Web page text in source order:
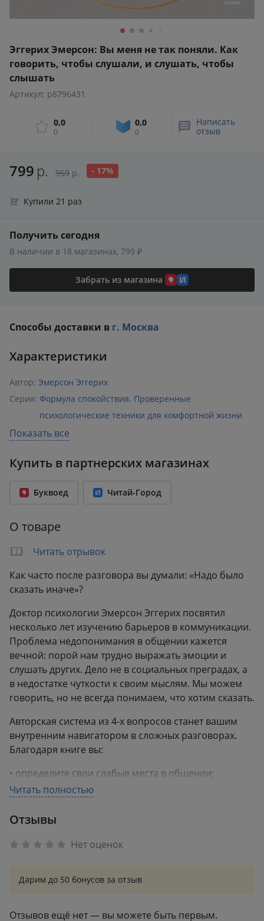
Эггерих Эмерсон: Вы меня не так поняли. Как
говорить, чтобы слушали, и слушать, чтобы
слышать
Артикул: p8796431
0,0
0
0,0
0
Написать
отзыв
799 р. 959 р. - 17%
Купили 21 раз
Получить сегодня
В наличии в 18 магазинах, 799 ₽
Забрать из магазина
Способы доставки в г. Москва
Характеристики
Автор: Эмерсон Эггерих
Серия: Формула спокойствия. Проверенные
психологические техники для комфортной жизни
Раздел: Межличностные коммуникации
ISBN: 978-5-04-233799-4
Возрастное ограничение: 16+
Год издания: 2026
Переплет: Мягкий переплёт
Формат: 138x202 мм
Показать все
Купить в партнерских магазинах
Буквоед Читай-Город
О товаре
Читать отрывок
Как часто после разговора вы думали: «Надо было
сказать иначе»?
Доктор психологии Эмерсон Эггерих посвятил
несколько лет изучению барьеров в коммуникации.
Проблема недопонимания в общении кажется
вечной: порой нам трудно выражать эмоции и
слушать других. Дело не в социальных преградах, а
в недостатке чуткости к своим мыслям. Мы можем
говорить, но не всегда понимаем, что хотим сказать.
Авторская система из 4-х вопросов станет вашим
внутренним навигатором в сложных разговорах.
Благодаря книге вы:
• определите свои слабые места в общении;
• научитесь легко переносить конфликты;
• перестанете сожалеть о сказанном (или
философский и психологический подход к работе
так, чтобы они не разрушали, а создавали близость.
Читать полностью
Отзывы
Нет оценок
Дарим до 50 бонусов за отзыв
Отзывов ещё нет — вы можете быть первым.